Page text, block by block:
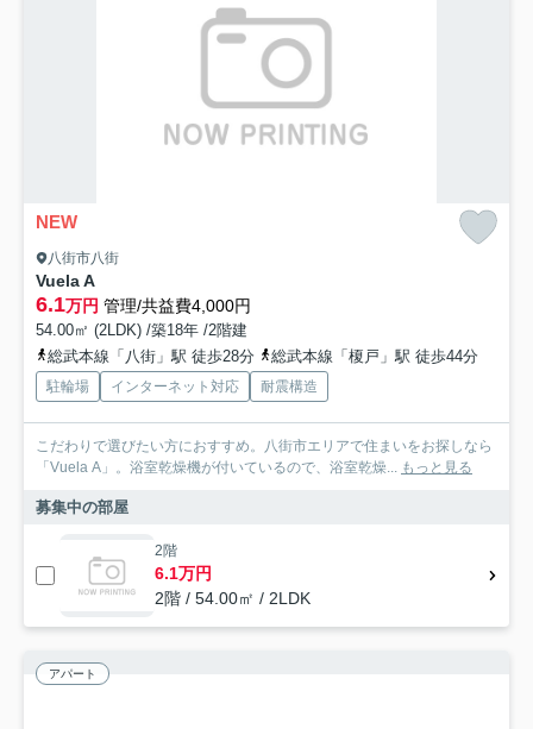
NEW
八街市八街
Vuela A
6.1万円 管理/共益費4,000円
54.00㎡ (2LDK) /築18年 /2階建
総武本線「八街」駅 徒歩28分
総武本線「榎戸」駅 徒歩44分
駐輪場 インターネット対応 耐震構造
こだわりで選びたい方におすすめ。八街市エリアで住まいをお探しなら
「Vuela A」。浴室乾燥機が付いているので、浴室乾燥... もっと見る
募集中の部屋
2階
6.1万円
2階 / 54.00㎡ / 2LDK
アパート